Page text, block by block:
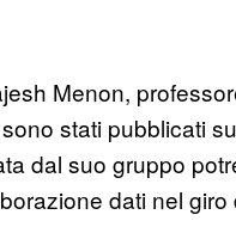
Menon,
stati pubblicati su
dal suo gruppo
dati nel giro